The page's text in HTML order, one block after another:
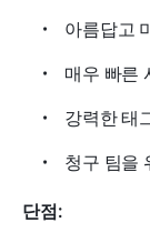
아름답고
매우 빠른
강력한 태
청구 팀을
단점: